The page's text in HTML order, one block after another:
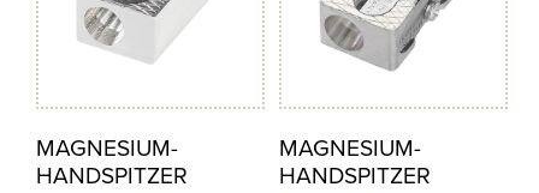
MAGNESIUM-
HANDSPITZER
MAGNESIUM-
HANDSPITZER